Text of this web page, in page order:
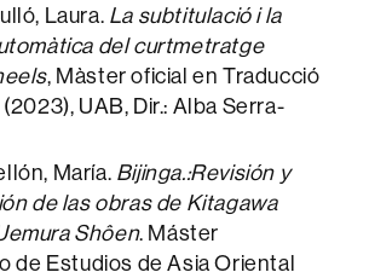
Laura. La subtitulació i la
del curtmetratge
, Màster oficial en Traducció
UAB, Dir.: Alba Serra-
María. Bijinga.:Revisión y
de las obras de Kitagawa
Shôen. Máster
de Estudios de Asia Oriental